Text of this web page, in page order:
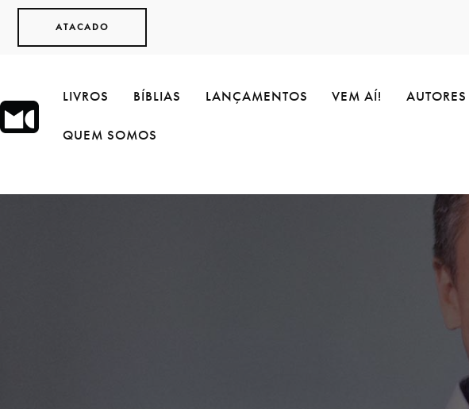
ATACADO
LIVROS BÍBLIAS LANÇAMENTOS VEM AÍ! AUTORES
QUEM SOMOS